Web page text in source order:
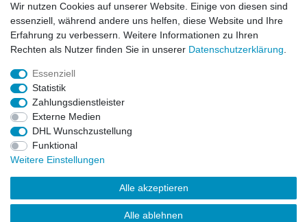
© Copyright 2026 | Alle Rechte vorbehalten. HL-
Handelsgesellschaft mbH.
Alle Markennamen, Warenzeichen sowie sämtliche Produktbilder
und Beschreibungen sind Eigentum Ihrer rechtmäßigen
Eigentümer und dienen hier nur der Beschreibung.
Preise nur für registrierte Händler, ansonsten zeigt der Shop 0,00
€
LEGO, das LEGO Logo, die Minifigur, DUPLO, LEGENDS OF
CHIMA, NINJAGO, BIONICLE, MINDSTORMS und MIXELS sind
urheberrechtlich geschützte Markenzeichen der LEGO Gruppe.
Wir nutzen Cookies auf unserer Website. Einige von diesen sind
essenziell, während andere uns helfen, diese Website und Ihre
Erfahrung zu verbessern. Weitere Informationen zu Ihren
Rechten als Nutzer finden Sie in unserer Daten­schutz­erklärung
Essenziell
Statistik
Zahlungsdienstleister
Externe Medien
DHL Wunschzustellung
Funktional
Weitere Einstellungen
Alle akzeptieren
Alle ablehnen